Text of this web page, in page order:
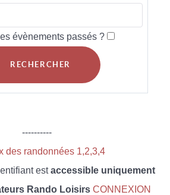
évènements passés ?
----------
des randonnées 1,2,3,4
estaccessible uniquement
Rando Loisirs CONNEXION